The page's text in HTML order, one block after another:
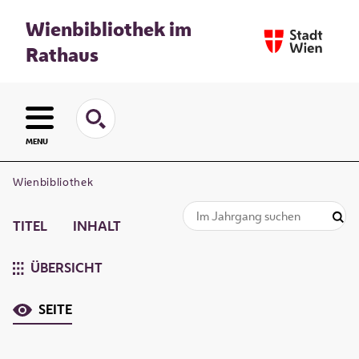
Wienbibliothek im
Rathaus
MENU
Wienbibliothek
TITEL INHALT
ÜBERSICHT
SEITE